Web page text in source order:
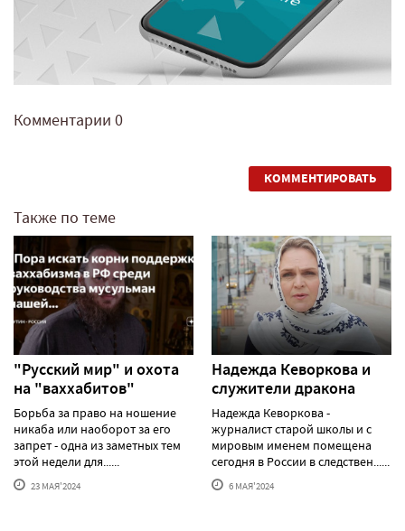
Комментарии 0
КОММЕНТИРОВАТЬ
Также по теме
"Русский мир" и охота
на "ваххабитов"
Борьба за право на ношение
никаба или наоборот за его
запрет - одна из заметных тем
этой недели для......
23 МАЯ'2024
Надежда Кеворкова и
служители дракона
Надежда Кеворкова -
журналист старой школы и с
мировым именем помещена
сегодня в России в следствен......
6 МАЯ'2024